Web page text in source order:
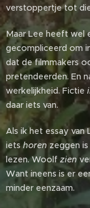
verstoppertje tot
Maar Lee heeft wel
gecompliceerd om
dat de filmmakers
pretendeerden. En
werkelijkheid. Fictie
daar iets van.
Als ik het essay van
ietshorenzeggen is
lezen. Woolf zien
Want ineens is er
minder eenzaam.